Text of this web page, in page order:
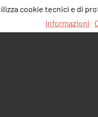
cookie tecnici e di
Informazioni